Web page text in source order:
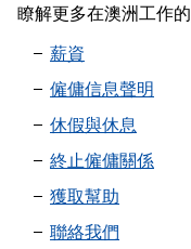
瞭解更多在澳洲工作
薪資
僱傭信息聲明
休假與休息
終止僱傭關係
獲取幫助
聯絡我們